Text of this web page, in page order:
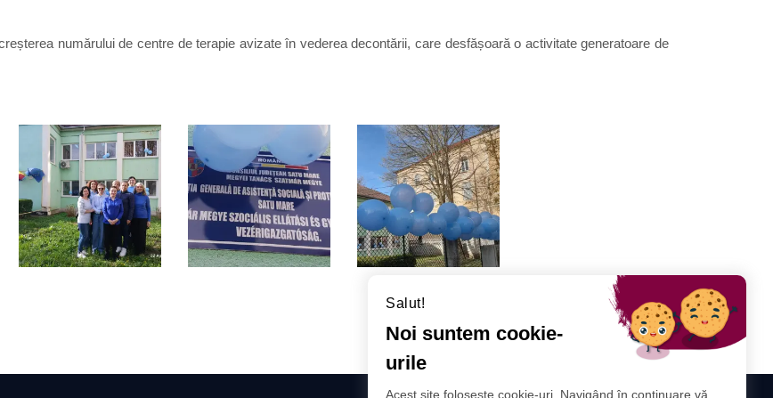
numărului de centre de terapie avizate în vederea decontării, care desfășoară o activitate generatoare de
Salut!
Noi suntem cookie-
urile
Acest site folosește cookie-uri. Navigând în continuare vă